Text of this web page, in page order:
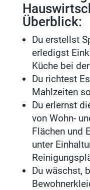
Überblick:
Du erstellst
erledigst
Küche bei
Du richtest
Mahlzeiten
Du erlernst
von Wohn-
Flächen und
unter
Du wäschst,